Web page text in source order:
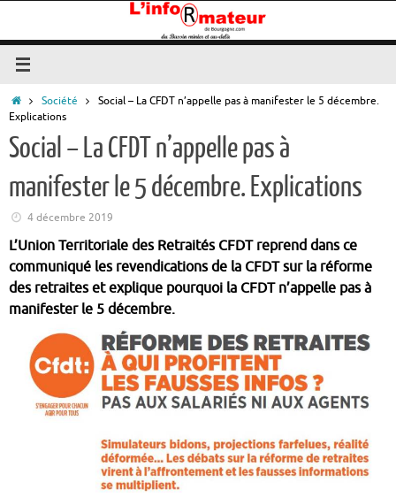
contenu
Accueil
Société
Social – La CFDT n’appelle pas à manifester le 5 décembre.
Explications
Social – La CFDT n’appelle pas à
manifester le 5 décembre. Explications
4 décembre 2019
L’Union Territoriale des Retraités CFDT reprend dans ce
communiqué les revendications de la CFDT sur la réforme
des retraites et explique pourquoi la CFDT n’appelle pas à
manifester le 5 décembre.